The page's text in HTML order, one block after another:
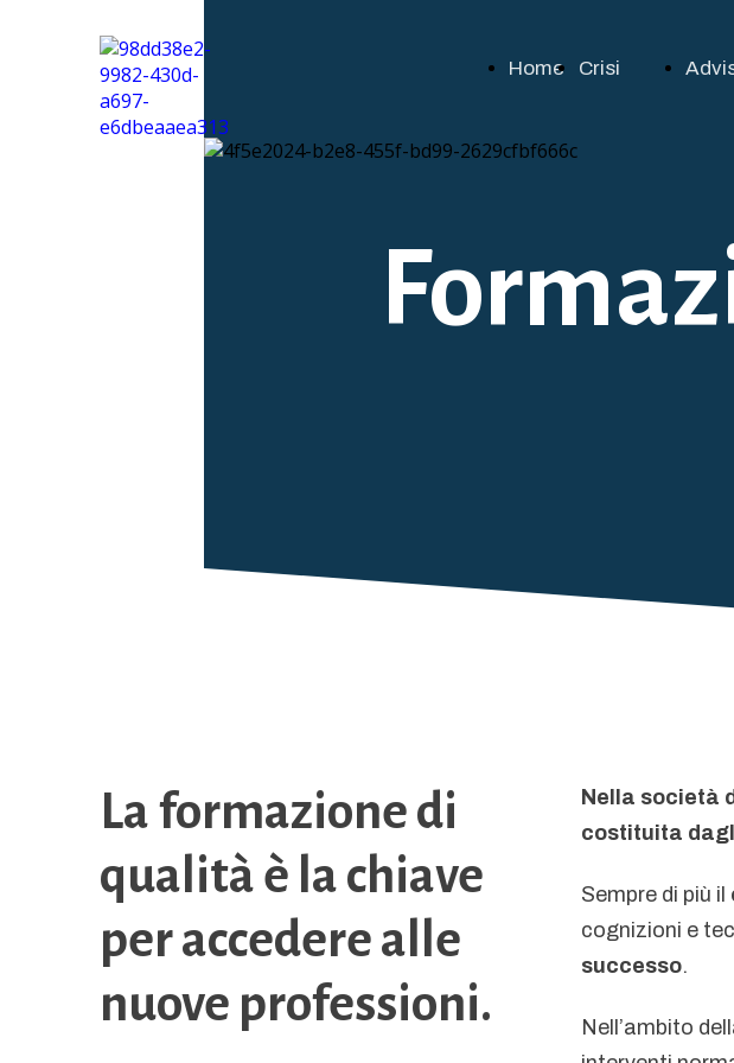
Home Crisi
Nella società
costituita
Sempre di più il
cognizioni e
successo.
Nell’ambito
La formazione di
qualità è la chiave
per accedere alle
nuove professioni.